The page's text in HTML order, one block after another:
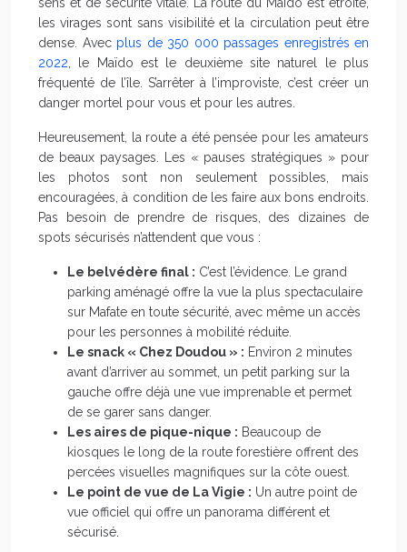
les virages sont sans visibilité et la circulation peut être
dense. Avec plus de 350 000 passages enregistrés en
2022 , le Maïdo est le deuxième site naturel le plus
fréquenté de l’île. S’arrêter à l’improviste, c’est créer un
danger mortel pour vous et pour les autres.
Heureusement, la route a été pensée pour les amateurs
de beaux paysages. Les « pauses stratégiques » pour
les photos sont non seulement possibles, mais
encouragées, à condition de les faire aux bons endroits.
Pas besoin de prendre de risques, des dizaines de
spots sécurisés n’attendent que vous :
Le belvédère final : C’est l’évidence. Le grand
parking aménagé offre la vue la plus spectaculaire
sur Mafate en toute sécurité, avec même un accès
pour les personnes à mobilité réduite.
Le snack « Chez Doudou » : Environ 2 minutes
avant d’arriver au sommet, un petit parking sur la
gauche offre déjà une vue imprenable et permet
de se garer sans danger.
Les aires de pique-nique : Beaucoup de
kiosques le long de la route forestière offrent des
percées visuelles magnifiques sur la côte ouest.
Le point de vue de La Vigie : Un autre point de
vue officiel qui offre un panorama différent et
sécurisé.